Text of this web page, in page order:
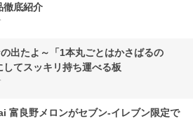
徹底紹介
出たよ～「1本丸ごとはかさばるの
てスッキリ持ち運べる板
富良野メロンがセブン‐イレブン限定で